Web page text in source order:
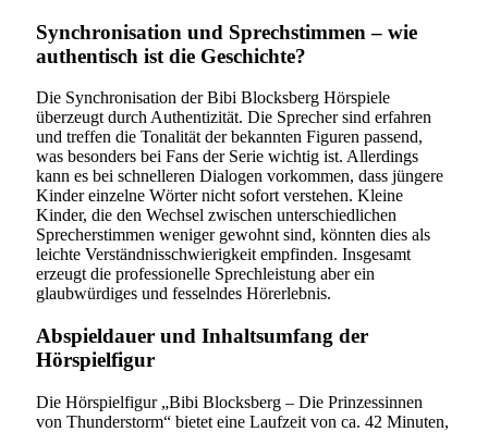
Synchronisation und Sprechstimmen – wie
authentisch ist die Geschichte?
Die Synchronisation der Bibi Blocksberg Hörspiele
überzeugt durch Authentizität. Die Sprecher sind erfahren
und treffen die Tonalität der bekannten Figuren passend,
was besonders bei Fans der Serie wichtig ist. Allerdings
kann es bei schnelleren Dialogen vorkommen, dass jüngere
Kinder einzelne Wörter nicht sofort verstehen. Kleine
Kinder, die den Wechsel zwischen unterschiedlichen
Sprecherstimmen weniger gewohnt sind, könnten dies als
leichte Verständnisschwierigkeit empfinden. Insgesamt
erzeugt die professionelle Sprechleistung aber ein
glaubwürdiges und fesselndes Hörerlebnis.
Abspieldauer und Inhaltsumfang der
Hörspielfigur
Die Hörspielfigur „Bibi Blocksberg – Die Prinzessinnen
von Thunderstorm“ bietet eine Laufzeit von ca. 42 Minuten,